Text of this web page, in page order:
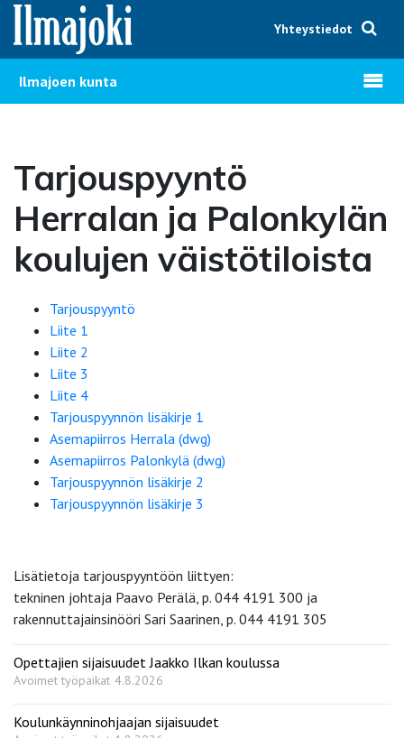
Hyppää sisältöön
Yhteystiedot
Ilmajoen kunta Avaa
Tarjouspyyntö
Herralan ja Palonkylän
koulujen väistötiloista
Tarjouspyyntö
Liite 1
Liite 2
Liite 3
Liite 4
Tarjouspyynnön lisäkirje 1
Asemapiirros Herrala (dwg)
Asemapiirros Palonkylä (dwg)
Tarjouspyynnön lisäkirje 2
Tarjouspyynnön lisäkirje 3
Lisätietoja tarjouspyyntöön liittyen:
tekninen johtaja Paavo Perälä, p. 044 4191 300 ja
rakennuttajainsinööri Sari Saarinen, p. 044 4191 305
Opettajien sijaisuudet Jaakko Ilkan koulussa
Avoimet työpaikat 4.8.2026
Koulunkäynninohjaajan sijaisuudet